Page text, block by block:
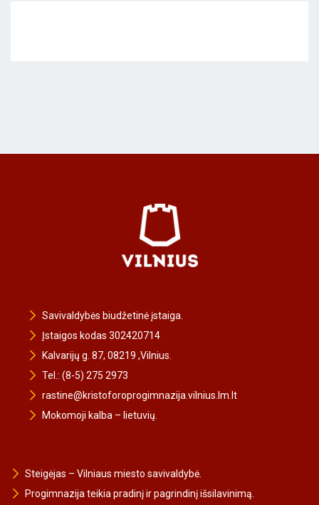
Savivaldybės biudžetinė įstaiga.
Įstaigos kodas 302420714
Kalvarijų g. 87, 08219 ,Vilnius.
Tel.: (8-5) 275 2973
rastine@kristoforoprogimnazija.vilnius.lm.lt
Mokomoji kalba – lietuvių.
Steigėjas – Vilniaus miesto savivaldybė.
Progimnazija teikia pradinį ir pagrindinį išsilavinimą.